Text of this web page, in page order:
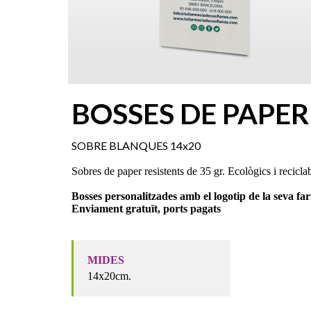
BOSSES DE PAPER
SOBRE BLANQUES 14x20
Sobres de paper resistents de 35 gr. Ecològics i
Bosses personalitzades amb el logotip de la seva
Enviament gratuït, ports pagats
MIDES
14x20cm.